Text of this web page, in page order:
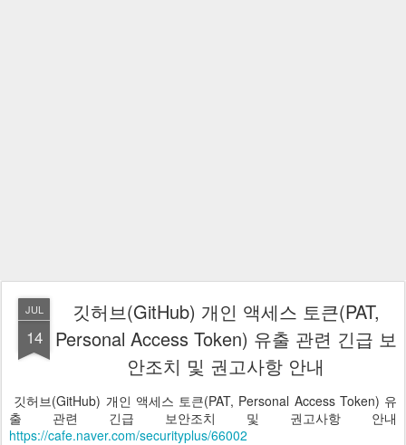
JUL
14
깃허브(GitHub) 개인 액세스 토큰(PAT,
Personal Access Token) 유출 관련 긴급 보
안조치 및 권고사항 안내
깃허브(GitHub) 개인 액세스 토큰(PAT, Personal Access Token) 유
출 관련 긴급 보안조치 및 권고사항 안내
https://cafe.naver.com/securityplus/66002